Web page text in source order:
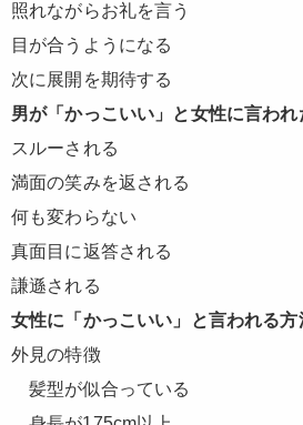
照れながらお礼を言う
目が合うようになる
次に展開を期待する
男が「かっこいい」と女性に言わ
スルーされる
満面の笑みを返される
何も変わらない
真面目に返答される
謙遜される
女性に「かっこいい」と言われる
外見の特徴
髪型が似合っている